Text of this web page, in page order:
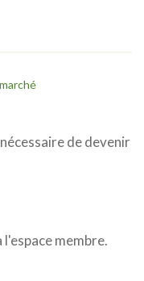
de devenir
membre.